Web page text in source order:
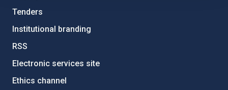
Tenders
Institutional branding
RSS
Electronic services site
Ethics channel